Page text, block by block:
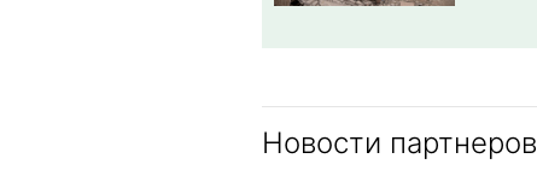
Новости партнеров